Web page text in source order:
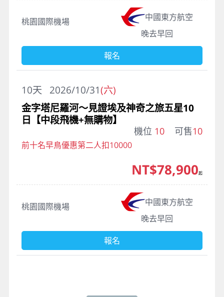
桃園國際機場
中國東方航空
晚去早回
報名
2026/10/31(六)
10天
金字塔尼羅河～見證埃及神奇之旅五星10
日【中段飛機+無購物】
機位 10 可售10
前十名早鳥優惠第二人扣10000
桃園國際機場
中國東方航空
晚去早回
NT$78,900起
報名